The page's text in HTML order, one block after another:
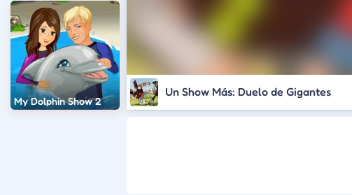
Un Show Más: Duelo de Gigantes
My Dolphin Show 2